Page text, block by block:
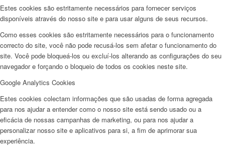
Estes cookies são estritamente necessários para fornecer serviços
disponíveis através do nosso site e para usar alguns de seus recursos.
Como esses cookies são estritamente necessários para o funcionamento
correcto do site, você não pode recusá-los sem afetar o funcionamento do
site. Você pode bloqueá-los ou excluí-los alterando as configurações do seu
navegador e forçando o bloqueio de todos os cookies neste site.
Google Analytics Cookies
Estes cookies colectam informações que são usadas de forma agregada
para nos ajudar a entender como o nosso site está sendo usado ou a
eficácia de nossas campanhas de marketing, ou para nos ajudar a
personalizar nosso site e aplicativos para si, a fim de aprimorar sua
experiência.